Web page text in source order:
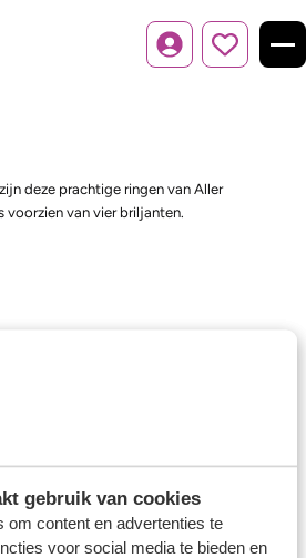
gebruik van cookies
om content en advertenties te
voor social media te bieden en
Inloggen
deze prachtige ringen van Aller
voorzien van vier briljanten.